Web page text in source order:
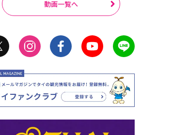
動画一覧へ